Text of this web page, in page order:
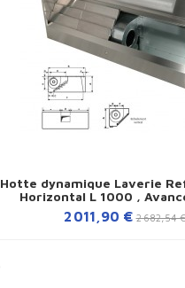
Hotte dynamique Laverie
Horizontal L 1000 ,
2 011,90 € 2 682,54